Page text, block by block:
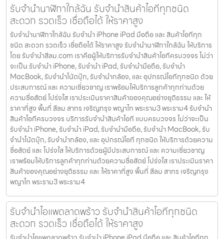
รับจำนำนาฬิกาใกล้ฉัน รับจำนำสินค้าไอทีทุกชนิด
สะดวก รวดเร็ว เชื่อถือได้ ให้ราคาสูง
รับจำนำนาฬิกาใกล้ฉัน รับจำนำ iPhone iPad มือถือ และ สินค้าไอทีทุก
ชนิด สะดวก รวดเร็ว เชื่อถือได้ ให้ราคาสูง รับจำนำนาฬิกาใกล้ฉัน ให้บริการ
โดย รับจํานําสีลม.com เราคือผู้ให้บริการรับจำนำสินค้าไอทีครบวงจร ไม่ว่า
จะเป็น รับจำนำ iPhone, รับจำนำ iPad, รับจำนำมือถือ, รับจำนำ
MacBook, รับจำนำโน้ตบุ๊ก, รับจำนำกล้อง, และ อุปกรณ์ไอทีทุกชนิด ด้วย
ประสบการณ์ และ ความเชี่ยวชาญ เราพร้อมให้บริการลูกค้าทุกท่านด้วย
ความซื่อสัตย์ โปร่งใส เราประเมินราคาสินค้าของคุณอย่างยุติธรรม และ ให้
ราคาที่สูง พื้นที่ สีลม สาทร เจริญกรุง พญาไท พระราม3 พระราม4 รับจำนำ
สินค้าไอทีครบวงจร บริการรับจำนำสินค้าไอที แบบครบวงจร ไม่ว่าจะเป็น
รับจำนำ iPhone, รับจำนำ iPad, รับจำนำมือถือ, รับจำนำ MacBook, รับ
จำนำโน้ตบุ๊ก, รับจำนำกล้อง, และ อุปกรณ์ไอที ทุกชนิด ให้บริการด้วยความ
ซื่อสัตย์ และ โปร่งใส ให้บริการด้วยผู้มีประสบการณ์ และ ความเชี่ยวชาญ
เราพร้อมให้บริการลูกค้าทุกท่านด้วยความซื่อสัตย์ โปร่งใส เราประเมินราคา
สินค้าของคุณอย่างยุติธรรม และ ให้ราคาที่สูง พื้นที่ สีลม สาทร เจริญกรุง
พญาไท พระราม3 พระราม4
รับจำนำไอแพดลาดพร้าว รับจำนำสินค้าไอทีทุกชนิด
สะดวก รวดเร็ว เชื่อถือได้ ให้ราคาสูง